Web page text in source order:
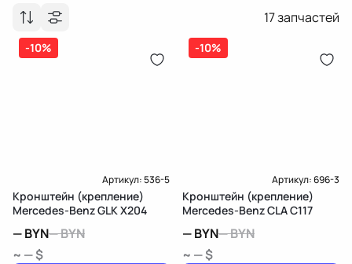
17запчастей
-10%
Артикул:536-5
Кронштейн (крепление)
Mercedes-Benz GLK X204
—BYN—BYN
~ — $
-10%
Артикул:696-3
Кронштейн (крепление)
Mercedes-Benz CLA C117
—BYN—BYN
~ — $